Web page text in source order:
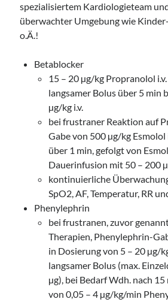
spezialisiertem Kardiologieteam
überwachter Umgebung wie
o.Ä.!
Betablocker
15 – 20 µg/kg Propranolol i.v.
langsamer Bolus über 5 min
µg/kg i.v.
bei frustraner Reaktion auf
Gabe von 500 µg/kg Esmolol
über 1 min, gefolgt von
Dauerinfusion mit 50 – 200
kontinuierliche
SpO2, AF, Temperatur, RR
Phenylephrin
bei frustranen, zuvor
Therapien, Phenylephrin-
in Dosierung von 5 – 20 µg/
langsamer Bolus (max.
µg), bei Bedarf Wdh. nach
von 0,05 – 4 µg/kg/min